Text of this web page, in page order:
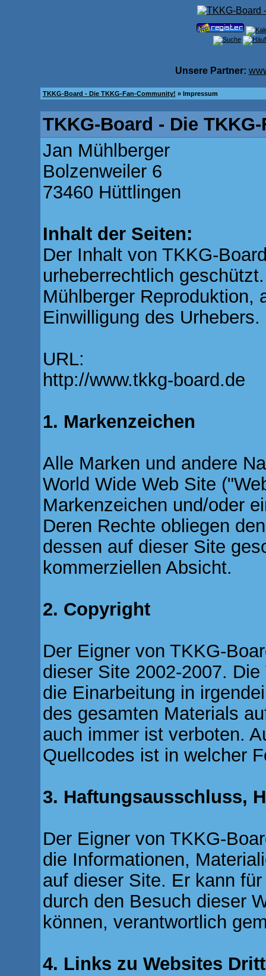
Unsere Partner:
TKKG-Board - Die TKKG-Fan-Community! » Impressum
TKKG-Board - Die
Jan Mühlberger
Bolzenweiler 6
73460 Hüttlingen
Inhalt der Seiten:
Der Inhalt von TKKG-
urheberrechtlich
Mühlberger Reproduktion,
Einwilligung des Urhebers.
URL:
http://www.tkkg-board.de
1. Markenzeichen
Alle Marken und andere
World Wide Web Site
Markenzeichen und/oder
Deren Rechte obliegen
dessen auf dieser Site
kommerziellen Absicht.
2. Copyright
Der Eigner von TKKG-
dieser Site 2002-2007.
die Einarbeitung in
des gesamten Materials
auch immer ist verboten.
Quellcodes ist in welcher
3. Haftungsausschluss,
Der Eigner von TKKG-
die Informationen,
auf dieser Site. Er kann
durch den Besuch dieser
können, verantwortlich
4. Links zu Websites